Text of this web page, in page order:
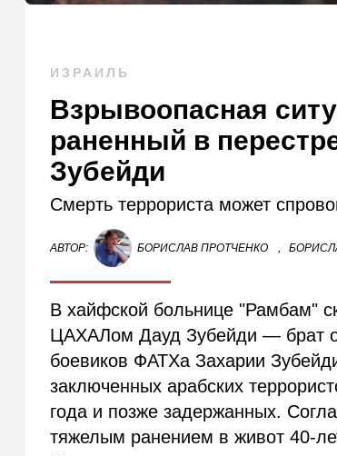
ИЗРАИЛЬ
Взрывоопасная
раненный в
Зубейди
Смерть террориста может
АВТОР: БОРИСЛАВ ПРОТЧЕНКО ,
В хайфской больнице "Рамбам"
ЦАХАЛом Дауд Зубейди — брат
боевиков ФАТХа Захарии
заключенных арабских
года и позже задержанных.
тяжелым ранением в живот 40-